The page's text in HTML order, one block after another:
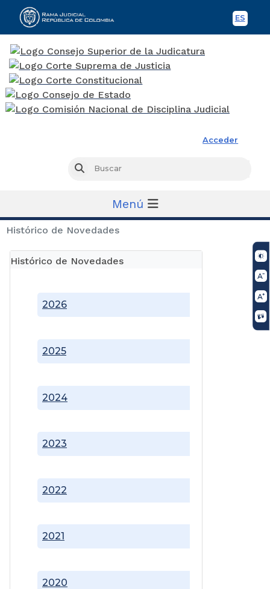
ES
Acceder
Buscar
Menú
Histórico de Novedades
Histórico de Novedades
2020
2021
2022
2023
2024
2025
2026